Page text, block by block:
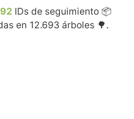
IDs de seguimiento 📦
en 12.693 árboles 🌳.